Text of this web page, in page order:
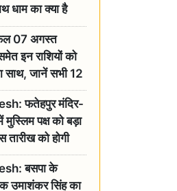
धाम का क्या है
ज्योतिर्लिंग की
07 अगस्त
इन राशियों को
साथ, जानें सभी 12
भाग्यफल
फतेहपुर मंदिर-
मुस्लिम पक्ष को बड़ा
को होगी
बसपा के
उमाशंकर सिंह का